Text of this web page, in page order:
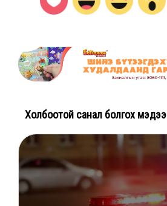
Холбоотой санал болгох мэдээ